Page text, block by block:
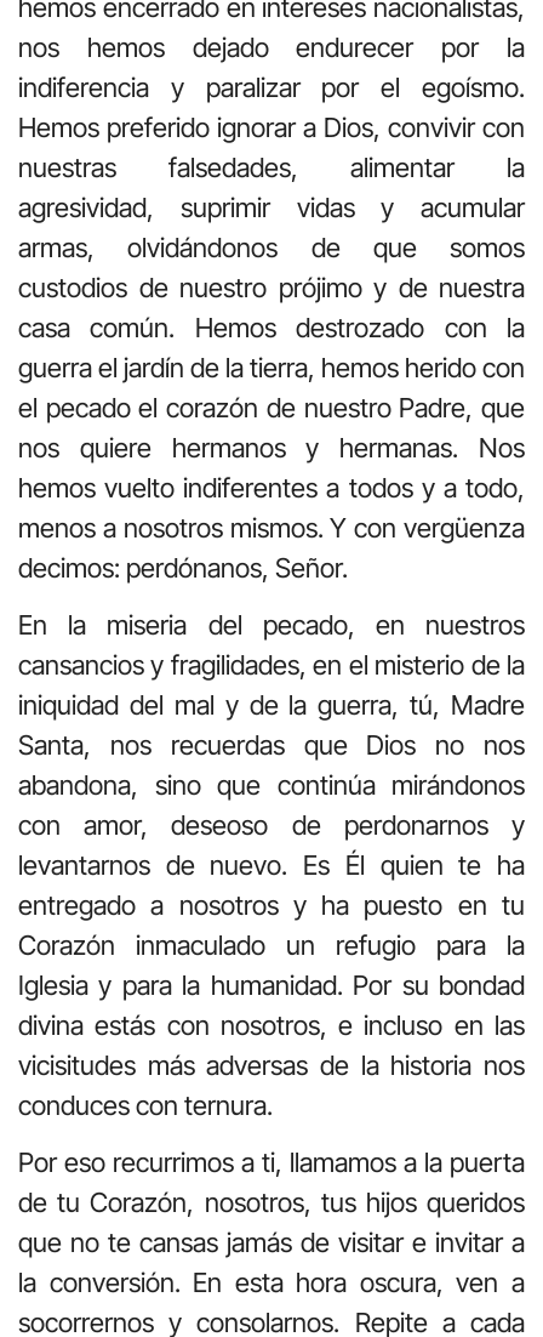
hemos encerrado en intereses nacionalistas,
nos hemos dejado endurecer por la
indiferencia y paralizar por el egoísmo.
Hemos preferido ignorar a Dios, convivir con
nuestras falsedades, alimentar la
agresividad, suprimir vidas y acumular
armas, olvidándonos de que somos
custodios de nuestro prójimo y de nuestra
casa común. Hemos destrozado con la
guerra el jardín de la tierra, hemos herido con
el pecado el corazón de nuestro Padre, que
nos quiere hermanos y hermanas. Nos
hemos vuelto indiferentes a todos y a todo,
menos a nosotros mismos. Y con vergüenza
decimos: perdónanos, Señor.
En la miseria del pecado, en nuestros
cansancios y fragilidades, en el misterio de la
iniquidad del mal y de la guerra, tú, Madre
Santa, nos recuerdas que Dios no nos
abandona, sino que continúa mirándonos
con amor, deseoso de perdonarnos y
levantarnos de nuevo. Es Él quien te ha
entregado a nosotros y ha puesto en tu
Corazón inmaculado un refugio para la
Iglesia y para la humanidad. Por su bondad
divina estás con nosotros, e incluso en las
vicisitudes más adversas de la historia nos
conduces con ternura.
Por eso recurrimos a ti, llamamos a la puerta
de tu Corazón, nosotros, tus hijos queridos
que no te cansas jamás de visitar e invitar a
la conversión. En esta hora oscura, ven a
socorrernos y consolarnos. Repite a cada